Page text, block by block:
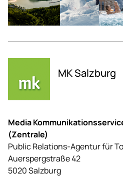
MK Salzburg
Media
(Zentrale)
Public Relations-Agentur für
Auerspergstraße 42
5020 Salzburg